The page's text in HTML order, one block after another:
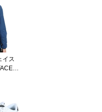
用 プ
ォール
FG/
イス
）
ス）
収納